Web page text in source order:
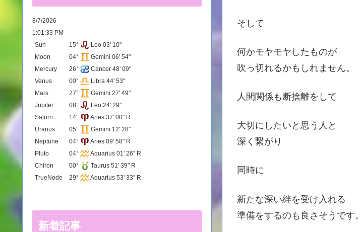
そして
何かモヤモヤしたものが
吹っ切れるかもしれません。
人間関係も断捨離をして
大切にしたいと思う人と
深く繋がり
同時に
新たな深い絆を受け入れる
準備をするのも良さそうです。
8/7/2026
1:01:33 PM
Sun
15°
Leo 03' 10"
Moon
04°
Gemini 06' 54"
Mercury
26°
Cancer 48' 09"
Venus
00°
Libra 44' 53"
Mars
27°
Gemini 27' 49"
Jupiter
08°
Leo 24' 29"
Saturn
14°
Aries 37' 00" R
Uranus
05°
Gemini 12' 28"
Neptune
04°
Aries 09' 58" R
Pluto
04°
Aquarius 01' 26" R
Chiron
00°
Taurus 51' 39" R
TrueNode
29° Aquarius 53' 33" R
新着記事